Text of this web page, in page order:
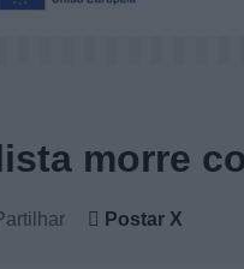
morre
Postar X